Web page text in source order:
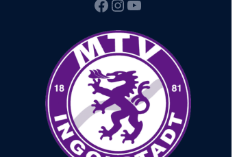
Facebook Instagram YouTube